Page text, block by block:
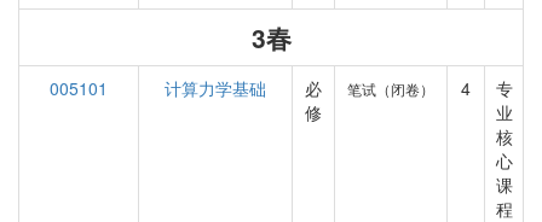
3春
005101 计算力学基础
必
修
笔试（闭卷） 4
专
业
核
心
课
程